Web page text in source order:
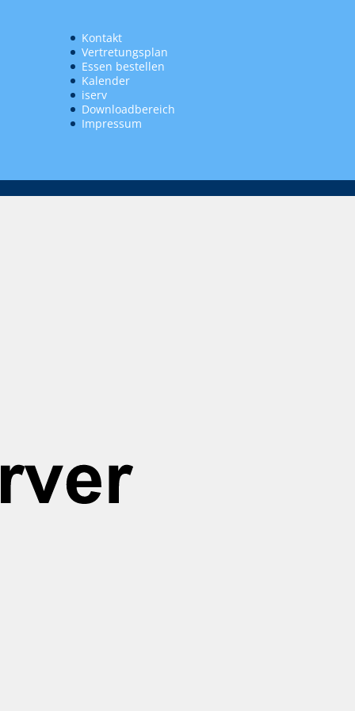
Kontakt
Vertretungsplan
Essen bestellen
Kalender
iserv
Downloadbereich
Impressum